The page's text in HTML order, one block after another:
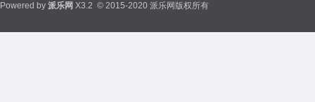
Powered by 派乐网 X3.2 © 2015-2020 派乐网版权所有